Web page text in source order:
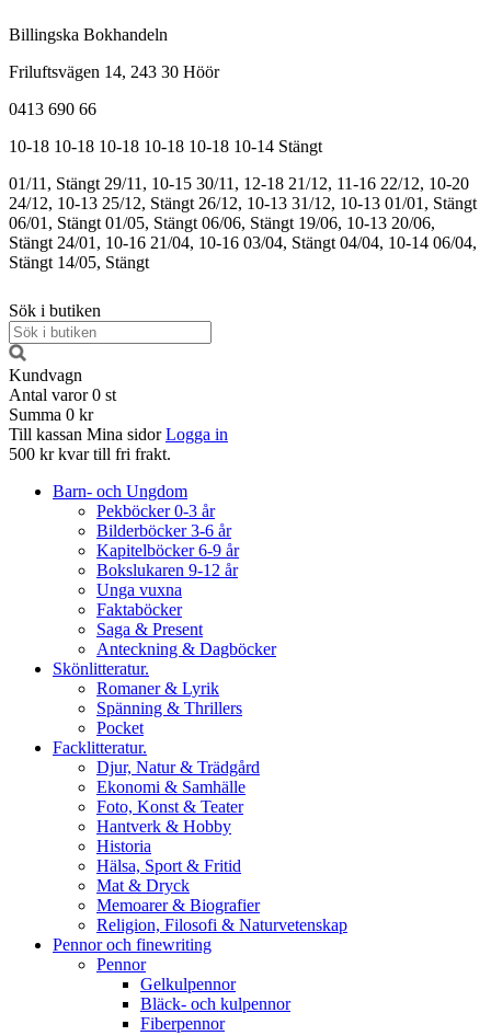
Billingska Bokhandeln
Friluftsvägen 14, 243 30 Höör
0413 690 66
10-18 10-18 10-18 10-18 10-18 10-14 Stängt
01/11, Stängt 29/11, 10-15 30/11, 12-18 21/12, 11-16 22/12, 10-20
24/12, 10-13 25/12, Stängt 26/12, 10-13 31/12, 10-13 01/01, Stängt
06/01, Stängt 01/05, Stängt 06/06, Stängt 19/06, 10-13 20/06,
Stängt 24/01, 10-16 21/04, 10-16 03/04, Stängt 04/04, 10-14 06/04,
Stängt 14/05, Stängt
Sök i butiken
Kundvagn
Antal varor 0 st
Summa 0 kr
Till kassan Mina sidor Logga in
500 kr kvar till fri frakt.
Barn- och Ungdom
Pekböcker 0-3 år
Bilderböcker 3-6 år
Kapitelböcker 6-9 år
Bokslukaren 9-12 år
Unga vuxna
Faktaböcker
Saga & Present
Anteckning & Dagböcker
Skönlitteratur.
Romaner & Lyrik
Spänning & Thrillers
Pocket
Facklitteratur.
Djur, Natur & Trädgård
Ekonomi & Samhälle
Foto, Konst & Teater
Hantverk & Hobby
Historia
Hälsa, Sport & Fritid
Mat & Dryck
Memoarer & Biografier
Religion, Filosofi & Naturvetenskap
Pennor och finewriting
Pennor
Gelkulpennor
Bläck- och kulpennor
Fiberpennor